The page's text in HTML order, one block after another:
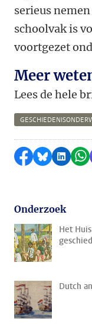
serieus
schoolvak is
voortgezet
Meer
Lees de hele
Delen op
Delen via
Delen
Onderzoek
Het
Dutch